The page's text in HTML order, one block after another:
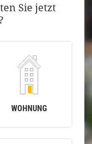
Sie jetzt
WOHNUNG